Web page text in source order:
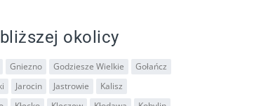
okolicy
Gniezno Godziesze Wielkie
Gołańcz
Jarocin Jastrowie
Kalisz